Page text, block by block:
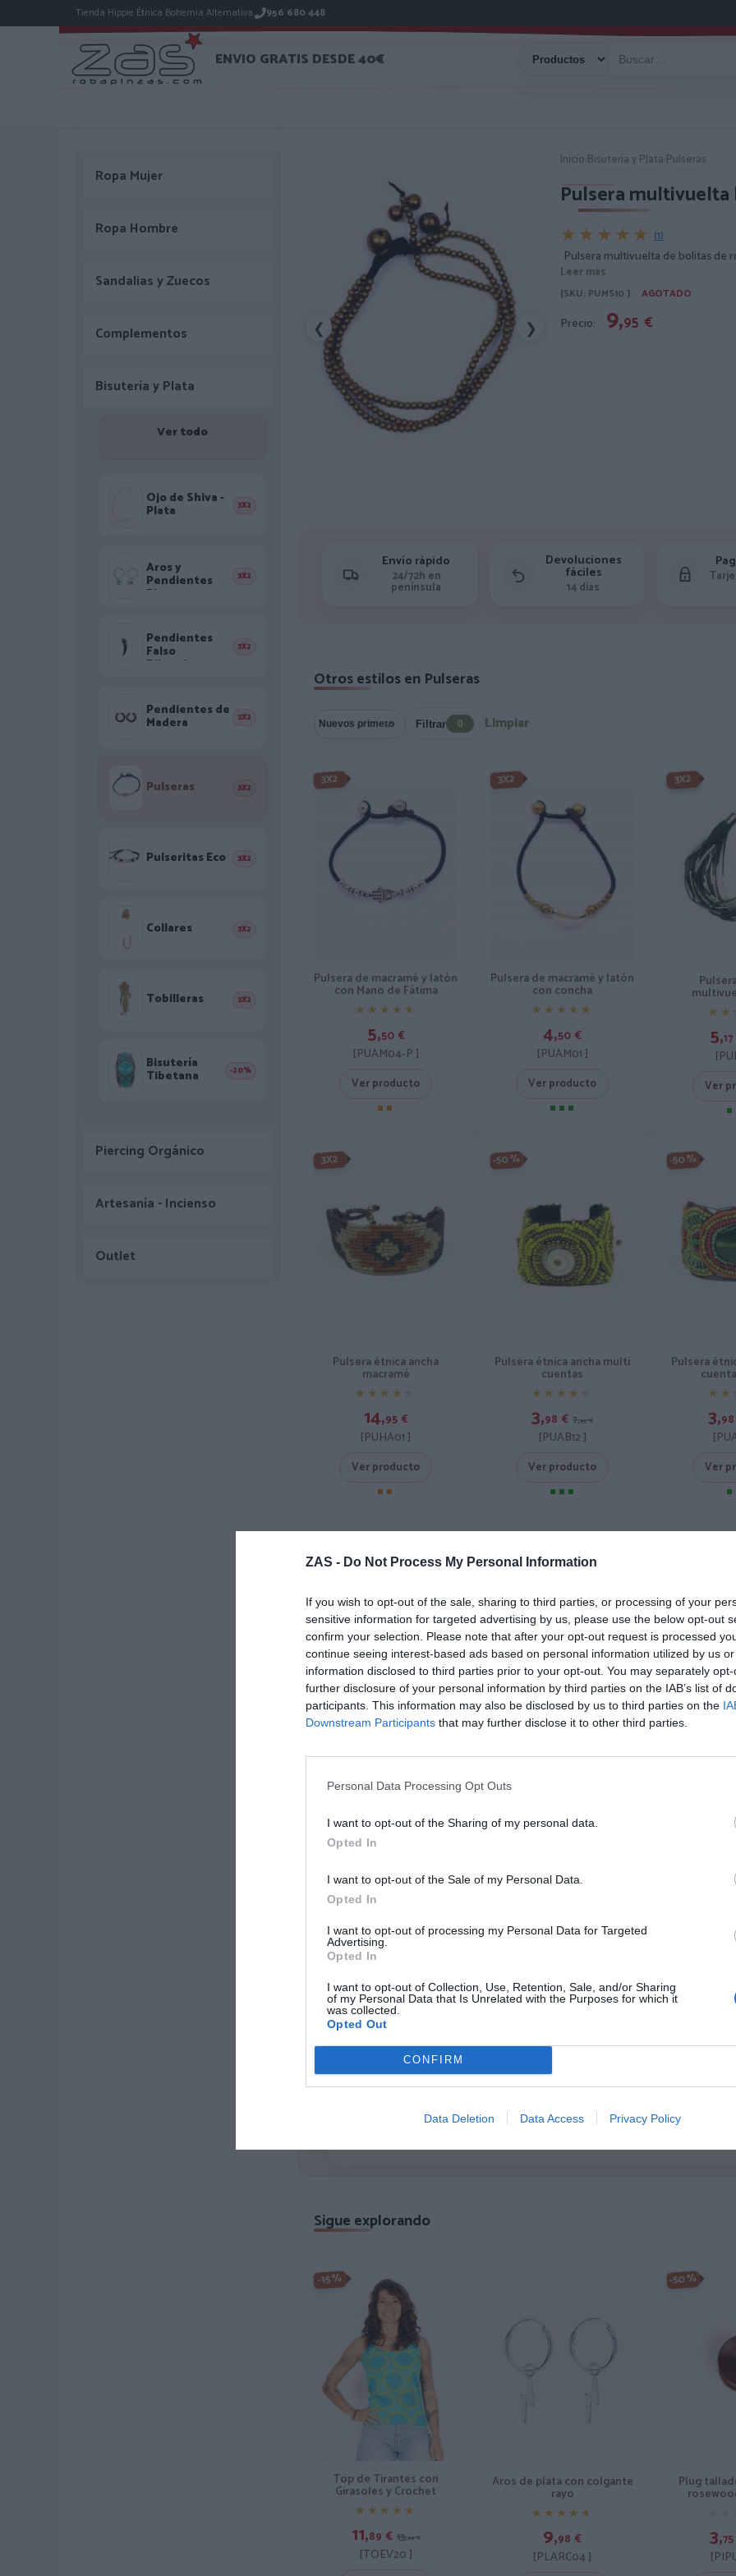
ZAS - Do Not Process My Personal Information
If you wish to opt-out of the sale, sharing to third parties, or processing of your
sensitive information for targeted advertising by us, please use the below opt-out
confirm your selection. Please note that after your opt-out request is processed
continue seeing interest-based ads based on personal information utilized by us
information disclosed to third parties prior to your opt-out. You may separately
further disclosure of your personal information by third parties on the IAB’s list of
participants. This information may also be disclosed by us to third parties on the
Downstream Participants that may further disclose it to other third parties.
Personal Data Processing Opt Outs
I want to opt-out of the Sharing of my personal data.
Opted In
I want to opt-out of the Sale of my Personal Data.
Opted In
I want to opt-out of processing my Personal Data for Targeted
Advertising.
Opted In
I want to opt-out of Collection, Use, Retention, Sale, and/or Sharing
of my Personal Data that Is Unrelated with the Purposes for which it
was collected.
Opted Out
CONFIRM
Data Deletion Data Access Privacy Policy
Tienda Hippie Étnica Bohemia Alternativa. 956 680 448
ENVIO GRATIS DESDE 40€
Ropa Mujer
Ropa Hombre
Sandalias y Zuecos
Complementos
Bisutería y Plata
Ver todo
Ojo de Shiva -
Plata 3X2
Aros y
Pendientes
Plata
3X2
Pendientes
Falso
Dilatadores
3X2
Pendientes de
Madera 3X2
Pulseras 3X2
Pulseritas Eco 3X2
Collares 3X2
Tobilleras 3X2
Bisutería
Tibetana -20%
Piercing Orgánico
Artesanía - Incienso
Outlet
❮ ❯
Inicio Bisutería y Plata Pulseras
Pulsera
★★★★★
★★★★★ (1)
Pulsera multivuelta de bolitas de
Leer más
[SKU: PUMS10 ] AGOTADO
Precio: 9,95 €
Envío rápido
24/72h en
península
Devoluciones
fáciles
14 días
Otros estilos en Pulseras
Filtrar 0 Limpiar
3X2
Pulsera de macramé y latón
con Mano de Fátima
★★★★★
★★★★★
5,50 €
[PUAM04-P ]
Ver producto
3X2
Pulsera de macramé y latón
con concha
★★★★★
★★★★★
4,50 €
[PUAM01 ]
Ver producto
-3X2%
3X2
5,17
Ver
3X2
Pulsera étnica ancha
macramé
★★★★★
★★★★★
14,95 €
[PUHA01 ]
Ver producto
-50%
Pulsera étnica ancha multi
cuentas
★★★★★
★★★★★
3,98 € 7,95 €
[PUAB12 ]
Ver producto
-50%
Pulsera
3,98
Ver
cuentas
3,
[PUAB01 ]
Ver producto
conchas
[PUAB03 ]
Casi 3 décadas vistiendo almas libres con piezas auténticas traídas directamente
Sigue explorando
-15%
Top de Tirantes con
Girasoles y Crochet
★★★★★
★★★★★
11,89 € 13,99 €
[TOEV20 ]
Aros de plata con colgante
rayo
★★★★★
★★★★★
9,98 €
[PLARC04 ]
-50%
Plug
3,75